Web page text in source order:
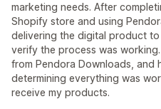
marketing needs. After
Shopify store and using
delivering the digital product
verify the process was
from Pendora Downloads, and
determining everything was
receive my products.